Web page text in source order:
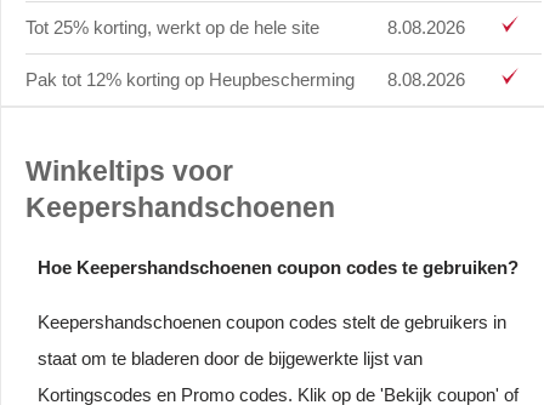
Tot 25% korting, werkt op de hele site 8.08.2026
Pak tot 12% korting op Heupbescherming 8.08.2026
Winkeltips voor
Keepershandschoenen
Hoe Keepershandschoenen coupon codes te gebruiken?
Keepershandschoenen coupon codes stelt de gebruikers in
staat om te bladeren door de bijgewerkte lijst van
Kortingscodes en Promo codes. Klik op de 'Bekijk coupon' of